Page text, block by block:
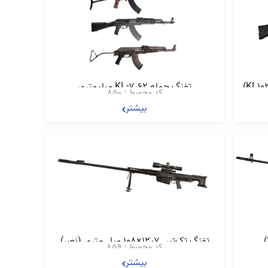
تفنگ حمله KL-7.62 میلیمتریکد محصول: 850
بیشتر
تفنگ تک‌تیر .12٫7×108 میلی‌متری (نصر)کد محصول: 859
بیشتر